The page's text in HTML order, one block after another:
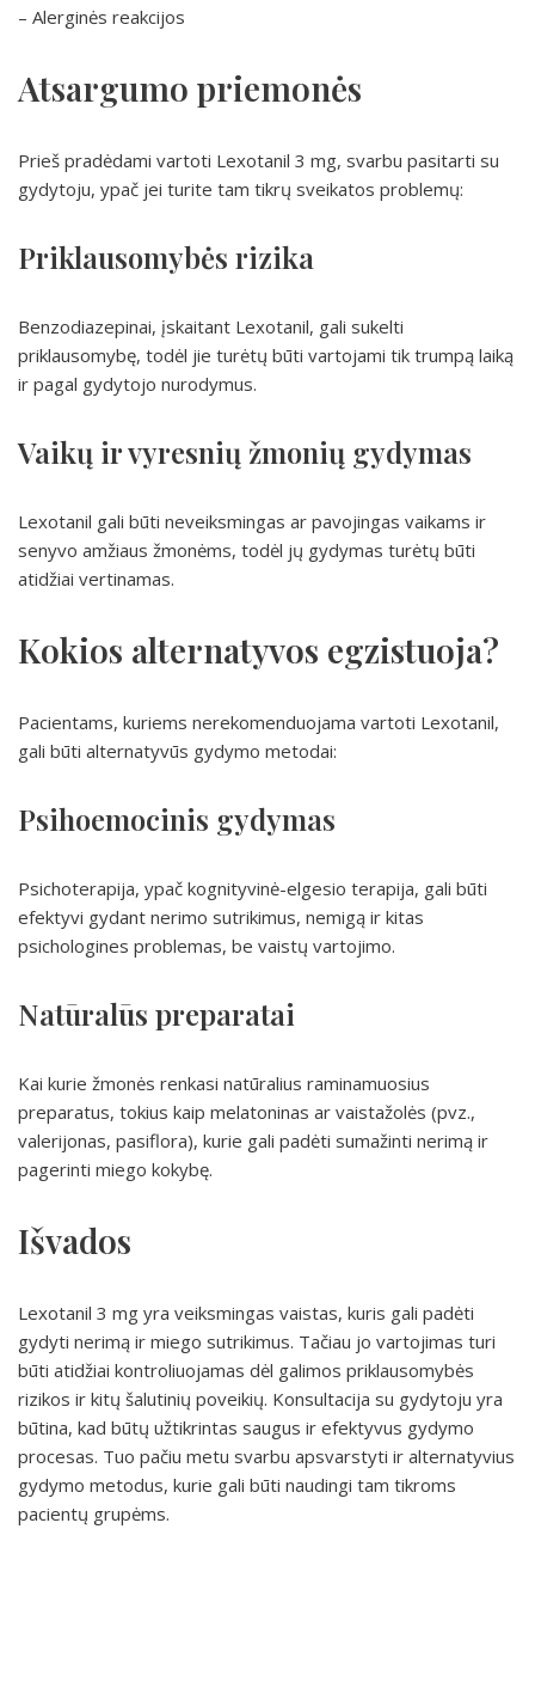
– Alerginės reakcijos
Atsargumo priemonės
Prieš pradėdami vartoti Lexotanil 3 mg, svarbu pasitarti su
gydytoju, ypač jei turite tam tikrų sveikatos problemų:
Priklausomybės rizika
Benzodiazepinai, įskaitant Lexotanil, gali sukelti
priklausomybę, todėl jie turėtų būti vartojami tik trumpą laiką
ir pagal gydytojo nurodymus.
Vaikų ir vyresnių žmonių gydymas
Lexotanil gali būti neveiksmingas ar pavojingas vaikams ir
senyvo amžiaus žmonėms, todėl jų gydymas turėtų būti
atidžiai vertinamas.
Kokios alternatyvos egzistuoja?
Pacientams, kuriems nerekomenduojama vartoti Lexotanil,
gali būti alternatyvūs gydymo metodai:
Psihoemocinis gydymas
Psichoterapija, ypač kognityvinė-elgesio terapija, gali būti
efektyvi gydant nerimo sutrikimus, nemigą ir kitas
psichologines problemas, be vaistų vartojimo.
Natūralūs preparatai
Kai kurie žmonės renkasi natūralius raminamuosius
preparatus, tokius kaip melatoninas ar vaistažolės (pvz.,
valerijonas, pasiflora), kurie gali padėti sumažinti nerimą ir
pagerinti miego kokybę.
Išvados
Lexotanil 3 mg yra veiksmingas vaistas, kuris gali padėti
gydyti nerimą ir miego sutrikimus. Tačiau jo vartojimas turi
būti atidžiai kontroliuojamas dėl galimos priklausomybės
rizikos ir kitų šalutinių poveikių. Konsultacija su gydytoju yra
būtina, kad būtų užtikrintas saugus ir efektyvus gydymo
procesas. Tuo pačiu metu svarbu apsvarstyti ir alternatyvius
gydymo metodus, kurie gali būti naudingi tam tikroms
pacientų grupėms.